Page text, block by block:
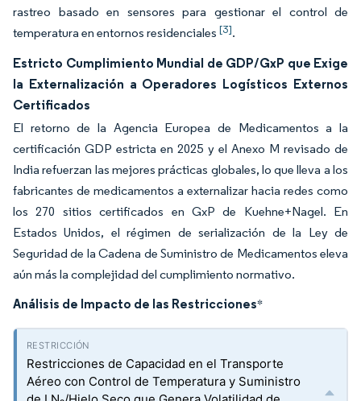
rastreo basado en sensores para gestionar el control de
temperatura en entornos residenciales [3].
Estricto Cumplimiento Mundial de GDP/GxP que Exige
la Externalización a Operadores Logísticos Externos
Certificados
El retorno de la Agencia Europea de Medicamentos a la
certificación GDP estricta en 2025 y el Anexo M revisado de
India refuerzan las mejores prácticas globales, lo que lleva a los
fabricantes de medicamentos a externalizar hacia redes como
los 270 sitios certificados en GxP de Kuehne+Nagel. En
Estados Unidos, el régimen de serialización de la Ley de
Seguridad de la Cadena de Suministro de Medicamentos eleva
aún más la complejidad del cumplimiento normativo.
Análisis de Impacto de las Restricciones*
Restricciones de Capacidad en el Transporte
Aéreo con Control de Temperatura y Suministro